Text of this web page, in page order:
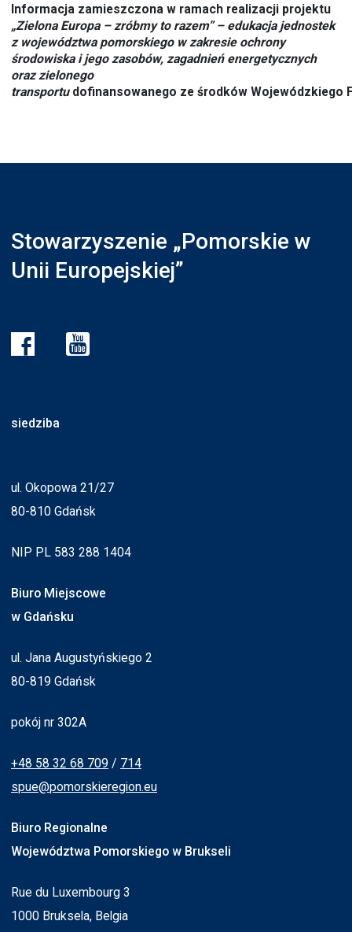
Informacja zamieszczona w ramach realizacji projektu
„Zielona Europa – zróbmy to razem” – edukacja jednostek
z województwa pomorskiego w zakresie ochrony
środowiska i jego zasobów, zagadnień energetycznych
oraz zielonego
transportu dofinansowanego ze środków Wojewódzkiego
Stowarzyszenie „Pomorskie w
Unii Europejskiej”
siedziba
ul. Okopowa 21/27
80-810 Gdańsk
NIP PL 583 288 1404
Biuro Miejscowe
w Gdańsku
ul. Jana Augustyńskiego 2
80-819 Gdańsk
pokój nr 302A
+48 58 32 68 709 / 714
spue@pomorskieregion.eu
Biuro Regionalne
Województwa Pomorskiego w Brukseli
Rue du Luxembourg 3
1000 Bruksela, Belgia